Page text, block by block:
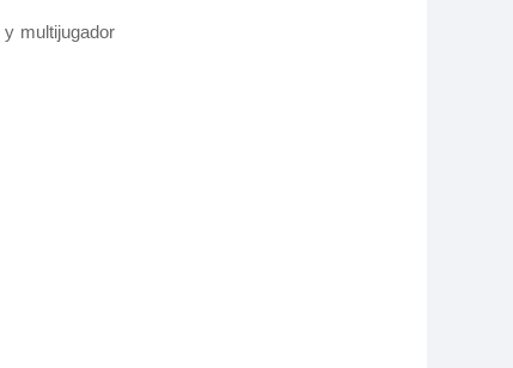
multijugador